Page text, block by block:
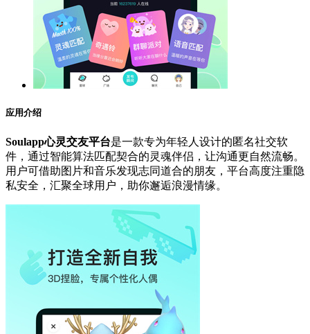
应用介绍
Soulapp心灵交友平台是一款专为年轻人设计的匿名社交软
件，通过智能算法匹配契合的灵魂伴侣，让沟通更自然流畅。
用户可借助图片和音乐发现志同道合的朋友，平台高度注重隐
私安全，汇聚全球用户，助你邂逅浪漫情缘。